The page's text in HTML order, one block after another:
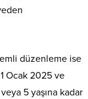
düzenleme ise
Ocak 2025 ve
5 yaşına kadar